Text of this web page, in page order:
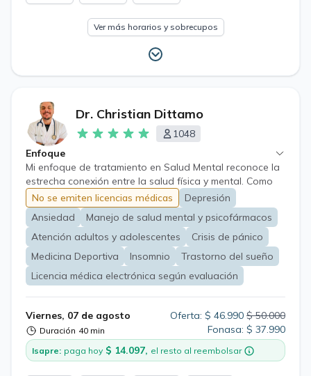
Ver más horarios y sobrecupos
Dr. Christian Dittamo
1048
Enfoque
Mi enfoque de tratamiento en Salud Mental reconoce la
estrecha conexión entre la salud física y mental. Como
Médico General, abordo las problemáticas de salud
mental desde una perspectiva holística, considerando el
impacto del estrés, los hábitos de vida y las condiciones
médicas coexistentes. Utilizo intervenciones
psicosociales para el manejo del estrés, la mejora de la
resiliencia y la promoción de estilos de vida saludables
como pilares del tratamiento. La farmacoterapia se
siempre con un seguimiento cuidadoso y la posibilidad
de derivación a Psiquiatría para evaluaciones más
especializadas.
No se emiten licencias médicas
Depresión
Ansiedad
Manejo de salud mental y psicofármacos
Atención adultos y adolescentes
Crisis de pánico
Medicina Deportiva
Insomnio
Trastorno del sueño
Licencia médica electrónica según evaluación
Viernes, 07 de agosto
Duración 40 min
Oferta: $ 46.990 $ 50.000
Fonasa: $ 37.990
Isapre: paga hoy $ 14.097, el resto al reembolsar